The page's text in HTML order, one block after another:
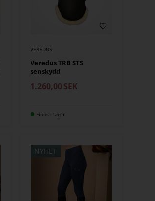
VEREDUS
Veredus TRB STS
senskydd
1.260,00 SEK
Finns i lager
NYHET